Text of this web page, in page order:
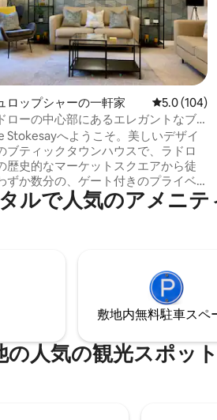
星中4.88つ星の平均評価
ロップシャーの一軒家 レビュー
5.0 (104)
ローの中心部にあるエレガントなブ
ックタウンハウス
Stokesayへようこそ。美しいデザイ
ブティックタウンハウスで、ラドロ
歴史的なマーケットスクエアから徒
ずか数分の、ゲート付きのプライベ
な路地裏にひっそりと佇んでいま
快適さとスタイリッシュさを念頭に
な場所です。 * 日当たりの良いパ
オでモーニングコーヒーを楽しむ * 受
のあるレストランまで散策 * ワイング
を片手にリラックス *パリッとしたリ
を使った豪華なベッド
ル⁠で人⁠気⁠のア⁠メ⁠ニ⁠テ⁠
敷地内無料駐⁠車ス⁠ペ⁠
人⁠気⁠の観⁠光⁠ス⁠ポ⁠ッ⁠ト